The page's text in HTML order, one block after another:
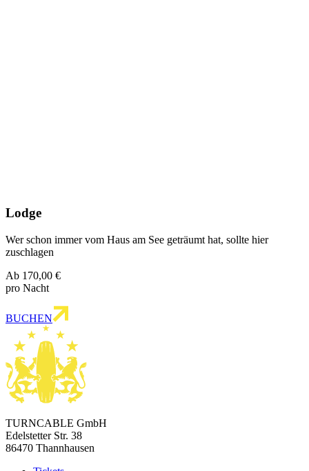
Lodge
Wer schon immer vom Haus am See geträumt hat, sollte hier
zuschlagen
Ab 170,00 €
pro Nacht
BUCHEN
TURNCABLE GmbH
Edelstetter Str. 38
86470 Thannhausen